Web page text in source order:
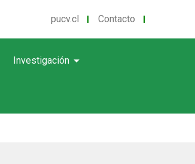
pucv.cl Contacto
Investigación arrow_drop_down